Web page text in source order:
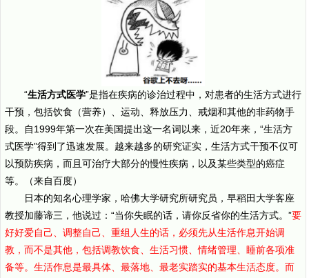
“生活方式医学”是指在疾病的诊治过程中，对患者的生活方式进行
干预，包括饮食（营养）、运动、释放压力、戒烟和其他的非药物手
段。自1999年第一次在美国提出这一名词以来，近20年来，“生活方
式医学”得到了迅速发展。越来越多的研究证实，生活方式干预不仅可
以预防疾病，而且可治疗大部分的慢性疾病，以及某些类型的癌症
等。（来自百度）
日本的知名心理学家，哈佛大学研究所研究员，早稻田大学客座
教授加藤谛三，他说过：“当你失眠的话，请你反省你的生活方式。”要
好好爱自己、调整自己、重组人生的话，必须先从生活作息开始调
教，而不是其他，包括调教饮食、生活习惯、情绪管理、睡前各项准
备等。生活作息是最具体、最落地、最老实踏实的基本生活态度。而